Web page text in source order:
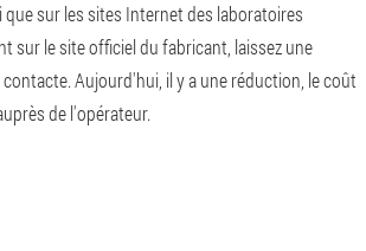
sur les sites Internet des laboratoires
sur le site officiel du fabricant, laissez une
Aujourd'hui, il y a une réduction, le coût
de l'opérateur.